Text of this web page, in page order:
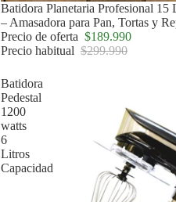
Agotado
Batidora Planetaria Profesional 15
– Amasadora para Pan, Tortas y
Precio de oferta $189.990
Precio habitual $299.990
Batidora
Pedestal
1200
watts
6
Litros
Capacidad